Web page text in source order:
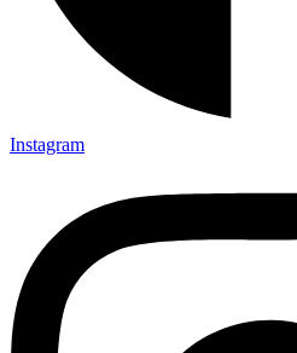
Instagram